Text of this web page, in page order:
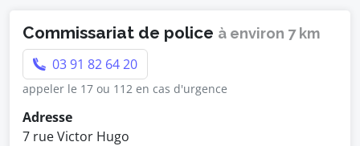
Commissariat de police à environ 7 km
03 91 82 64 20
appeler le 17 ou 112 en cas d'urgence
Adresse
7 rue Victor Hugo